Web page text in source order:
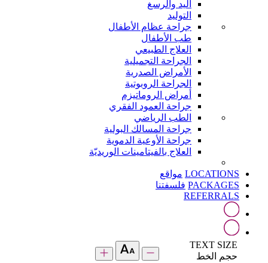
اليد والرسغ
التوليد
جراحة عظام الأطفال
طب الأطفال
العلاج الطبيعي
الجراحة التجميلية
الأمراض الصدرية
الجراحة الروبوتية
أمراض الروماتيزم
جراحة العمود الفقري
الطب الرياضي
جراحة المسالك البولية
جراحة الأوعية الدموية
العلاج بالفيتامينات الوريديّة
LOCATIONS مواقع
PACKAGES فلسفتنا
REFERRALS
TEXT SIZE
حجم الخط